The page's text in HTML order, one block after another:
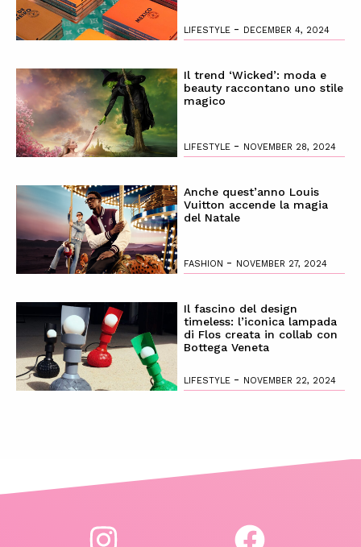
LIFESTYLE - DECEMBER 4, 2024
Il trend ‘Wicked’: moda e
beauty raccontano uno stile
magico
LIFESTYLE - NOVEMBER 28, 2024
Anche quest’anno Louis
Vuitton accende la magia
del Natale
FASHION - NOVEMBER 27, 2024
Il fascino del design
timeless: l’iconica lampada
di Flos creata in collab con
Bottega Veneta
LIFESTYLE - NOVEMBER 22, 2024